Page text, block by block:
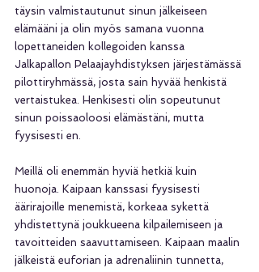
täysin valmistautunut sinun jälkeiseen
elämääni ja olin myös samana vuonna
lopettaneiden kollegoiden kanssa
Jalkapallon Pelaajayhdistyksen järjestämässä
pilottiryhmässä, josta sain hyvää henkistä
vertaistukea. Henkisesti olin sopeutunut
sinun poissaoloosi elämästäni, mutta
fyysisesti en.
Meillä oli enemmän hyviä hetkiä kuin
huonoja. Kaipaan kanssasi fyysisesti
äärirajoille menemistä, korkeaa sykettä
yhdistettynä joukkueena kilpailemiseen ja
tavoitteiden saavuttamiseen. Kaipaan maalin
jälkeistä euforian ja adrenaliinin tunnetta,